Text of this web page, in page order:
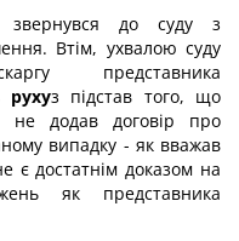
звернувся до суду з
Втім, ухвалою суду
представника
рухуз підстав того, що
не додав договір про
випадку - як вважав
є достатнім доказом на
як представника